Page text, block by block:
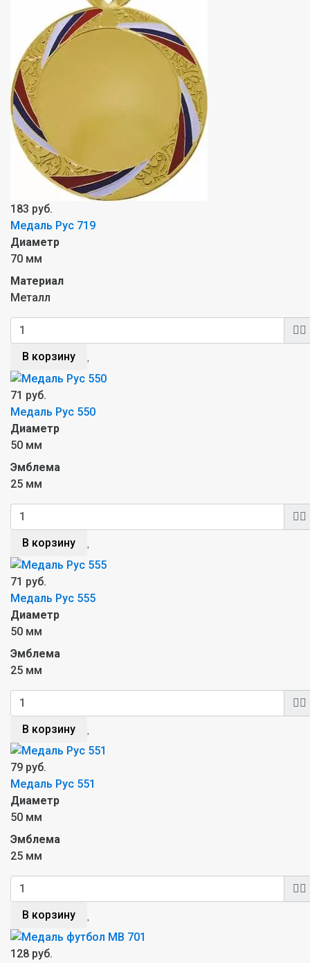
183 руб.
Медаль Рус 719
Диаметр
70 мм
Материал
Металл
В корзину
71 руб.
Медаль Рус 550
Диаметр
50 мм
Эмблема
25 мм
В корзину
71 руб.
Медаль Рус 555
Диаметр
50 мм
Эмблема
25 мм
В корзину
79 руб.
Медаль Рус 551
Диаметр
50 мм
Эмблема
25 мм
В корзину
128 руб.